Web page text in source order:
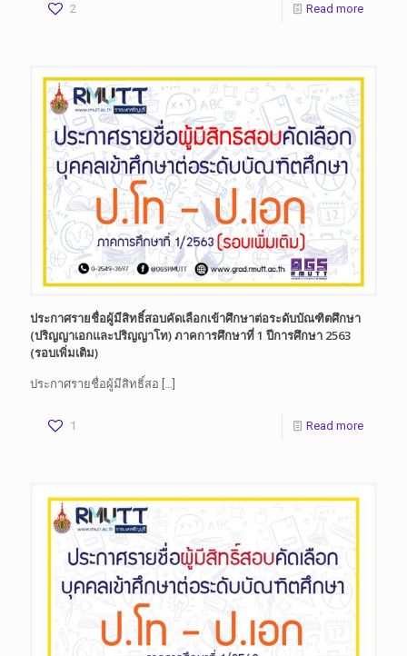
2 Read more
ประกาศรายชื่อผู้มีสิทธิ์สอบคัดเลือกเข้าศึกษาต่อระดับบัณฑิตศึกษา
(ปริญญาเอกและปริญญาโท) ภาคการศึกษาที่ 1 ปีการศึกษา 2563
(รอบเพิ่มเติม)
ประกาศรายชื่อผู้มีสิทธิ์สอ
1 Read more